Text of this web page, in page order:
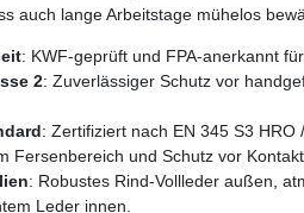
auch lange Arbeitstage mühelos
: KWF-geprüft und FPA-anerkannt
2: Zuverlässiger Schutz vor
: Zertifiziert nach EN 345 S3 HRO
Fersenbereich und Schutz vor
: Robustes Rind-Vollleder außen,
Leder innen.